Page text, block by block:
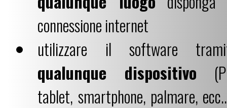
connessione internet
utilizzare il software
qualunque dispositivo
tablet, smartphone, palmare,